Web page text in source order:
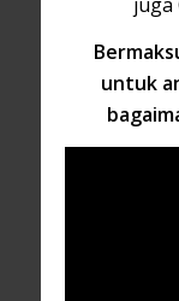
untuk